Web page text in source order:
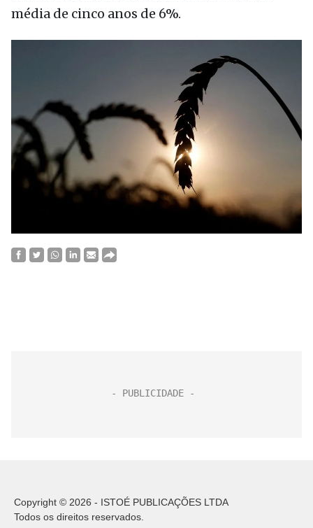
média de cinco anos de 6%.
Copyright © 2026 - ISTOÉ PUBLICAÇÕES LTDA
Todos os direitos reservados.